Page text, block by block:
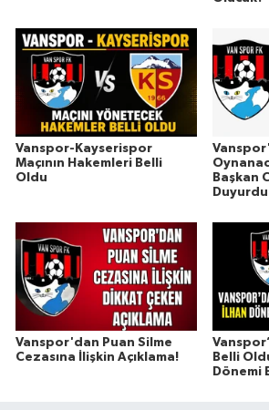
Vanspor-Kayserispor
Maçının Hakemleri Belli
Oldu
Başkan
Duyurdu
Vanspor'dan Puan Silme
Cezasına İlişkin Açıklama!
Belli
Dönemi